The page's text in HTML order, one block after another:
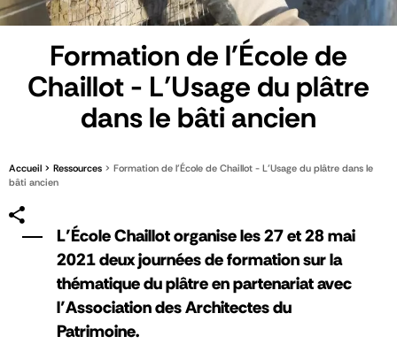
Formation de l'École de
Chaillot - L’Usage du plâtre
dans le bâti ancien
Accueil Ressources
Formation de l'École de Chaillot - L’Usage du plâtre dans le
bâti ancien
L’École Chaillot organise les 27 et 28 mai
2021 deux journées de formation sur la
thématique du plâtre en partenariat avec
l’Association des Architectes du
Patrimoine.